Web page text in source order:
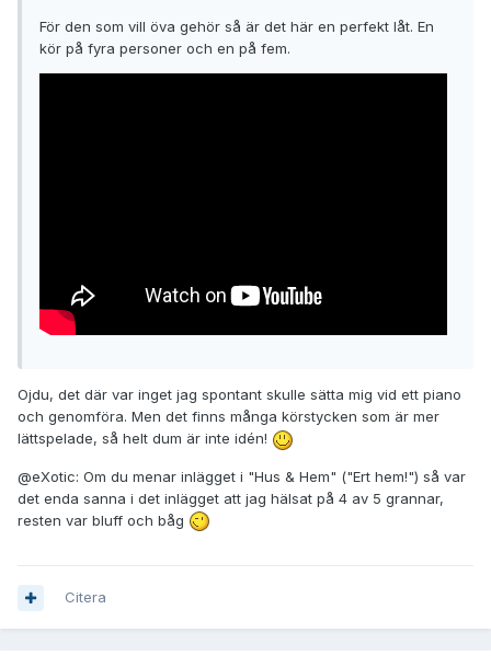
För den som vill öva gehör så är det här en perfekt låt. En
kör på fyra personer och en på fem.
Ojdu, det där var inget jag spontant skulle sätta mig vid ett piano
och genomföra. Men det finns många körstycken som är mer
lättspelade, så helt dum är inte idén!
@eXotic: Om du menar inlägget i "Hus & Hem" ("Ert hem!") så var
det enda sanna i det inlägget att jag hälsat på 4 av 5 grannar,
resten var bluff och båg
Citera